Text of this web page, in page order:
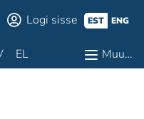
Logi sisse EST ENG
EL Muu…